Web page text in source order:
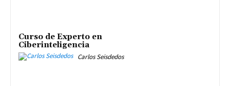
Curso de Experto en
Ciberinteligencia
Carlos Seisdedos